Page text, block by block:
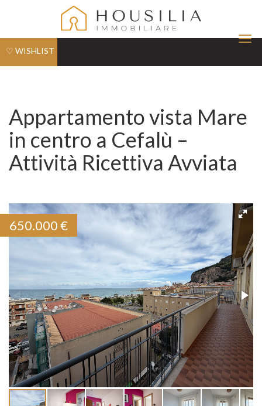
♡ WISHLIST
Appartamento vista Mare
in centro a Cefalù –
Attività Ricettiva Avviata
650.000€